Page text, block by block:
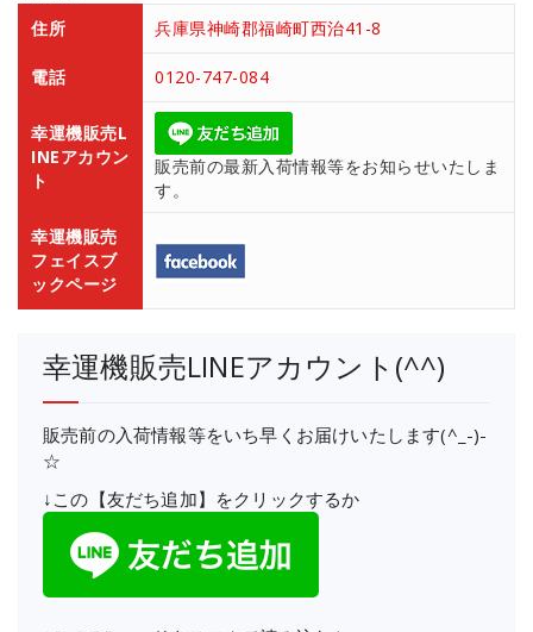
住所
兵庫県神崎郡福崎町西治41-8
電話 0120-747-084
幸運機販売L
INEアカウン
ト
販売前の最新入荷情報等をお知らせいたしま
す。
幸運機販売
フェイスブ
ックページ
幸運機販売LINEアカウント(^^)
販売前の入荷情報等をいち早くお届けいたします(^_-)-
☆
↓この【友だち追加】をクリックするか